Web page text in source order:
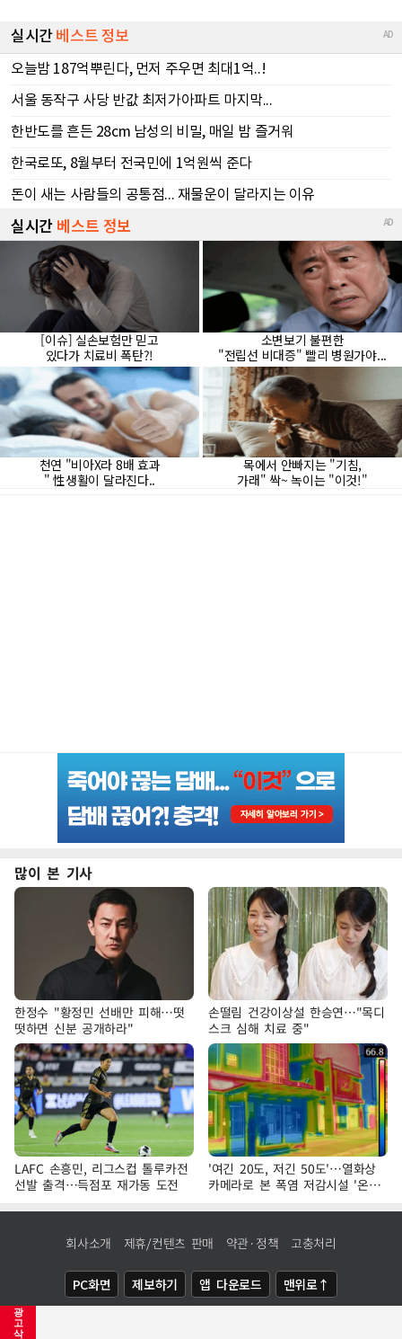
광
고
삭
많이 본 기사
한정수 "황정민 선배만 피해…떳
떳하면 신분 공개하라"
손떨림 건강이상설 한승연…"목디
스크 심해 치료 중"
LAFC 손흥민, 리그스컵 톨루카전
선발 출격…득점포 재가동 도전
'여긴 20도, 저긴 50도'…열화상
카메라로 본 폭염 저감시설 '온도
차'
회사소개 제휴/컨텐츠 판매 약관·정책 고충처리
PC화면 제보하기 앱 다운로드 맨위로↑